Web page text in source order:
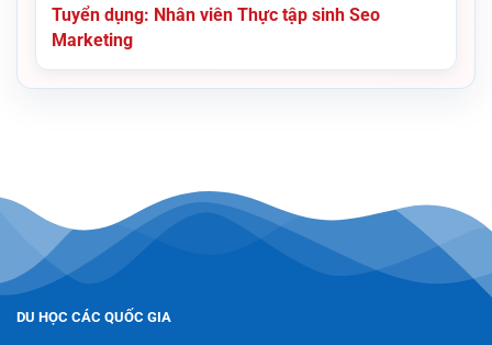
Tuyển dụng: Nhân viên Thực tập sinh Seo
Marketing
DU HỌC CÁC QUỐC GIA